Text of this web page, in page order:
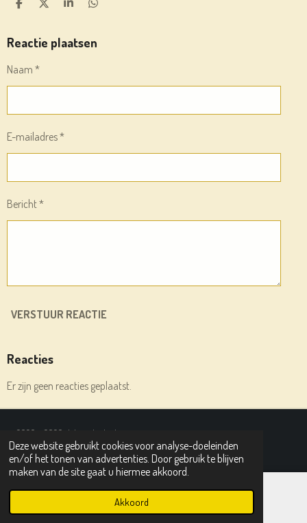
Deze website gebruikt cookies voor analyse-doeleinden
en/of het tonen van advertenties. Door gebruik te blijven
maken van de site gaat u hiermee akkoord.
Akkoord
D
E
N
D
L
S
R
E
D
E
N
Reactie plaatsen
Naam *
E-mailadres *
Bericht *
VERSTUUR REACTIE
Reacties
Er zijn geen reacties geplaatst.
© 2020 - 2026 deleesplank.nl
Powered byJouwWeb